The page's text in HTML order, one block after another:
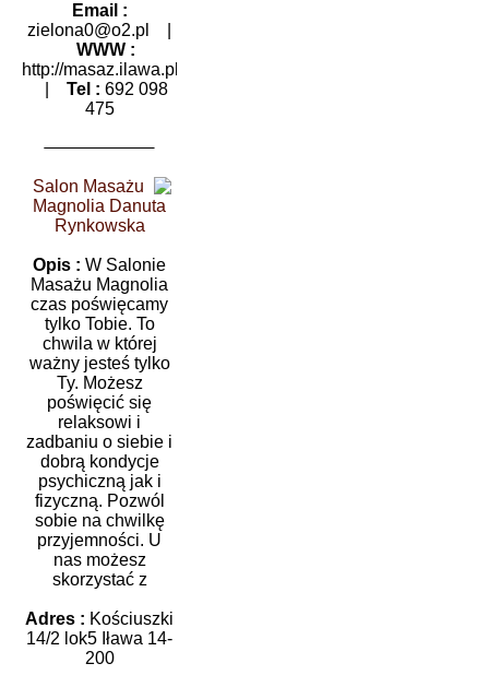
Email :
zielona0@o2.pl
WWW :
http://masaz.ilawa.pl
Tel : 692 098
475
Salon Masażu
Magnolia Danuta
Rynkowska
Opis : W Salonie
Masażu Magnolia
czas poświęcamy
tylko Tobie. To
chwila w której
ważny jesteś tylko
Ty. Możesz
poświęcić się
relaksowi i
zadbaniu o siebie i
dobrą kondycje
psychiczną jak i
fizyczną. Pozwól
sobie na chwilkę
przyjemności. U
nas możesz
skorzystać z
Adres : Kościuszki
14/2 lok5 Iława 14-
200